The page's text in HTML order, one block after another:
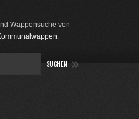
Wappensuche von
.